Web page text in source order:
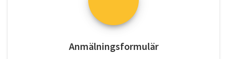
Anmälningsformulär